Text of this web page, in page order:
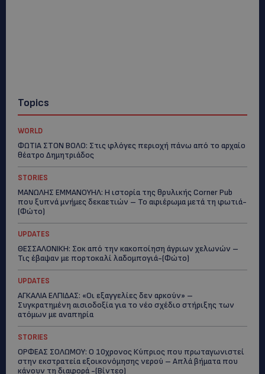
Topics
WORLD
ΦΩΤΙΑ ΣΤΟΝ ΒΟΛΟ: Στις φλόγες περιοχή πάνω από το αρχαίο
θέατρο Δημητριάδος
STORIES
ΜΑΝΩΛΗΣ ΕΜΜΑΝΟΥΗΛ: Η ιστορία της θρυλικής Corner Pub
που ξυπνά μνήμες δεκαετιών – Το αφιέρωμα μετά τη φωτιά-
(Φώτο)
UPDATES
ΘΕΣΣΑΛΟΝΙΚΗ: Σοκ από την κακοποίηση άγριων χελωνών –
Τις έβαψαν με πορτοκαλί λαδομπογιά-(Φώτο)
UPDATES
ΑΓΚΑΛΙΑ ΕΛΠΙΔΑΣ: «Οι εξαγγελίες δεν αρκούν» –
Συγκρατημένη αισιοδοξία για το νέο σχέδιο στήριξης των
ατόμων με αναπηρία
STORIES
ΟΡΦΕΑΣ ΣΟΛΩΜΟΥ: Ο 10χρονος Κύπριος που πρωταγωνιστεί
στην εκστρατεία εξοικονόμησης νερού – Απλά βήματα που
κάνουν τη διαφορά -(Βίντεο)